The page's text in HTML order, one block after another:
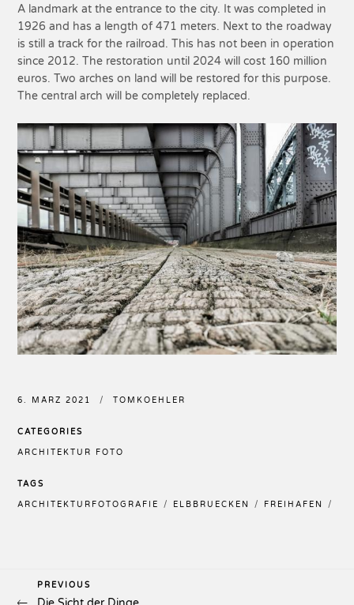
A landmark at the entrance to the city. It was completed in
1926 and has a length of 471 meters. Next to the roadway
is still a track for the railroad. This has not been in operation
since 2012. The restoration until 2024 will cost 160 million
euros. Two arches on land will be restored for this purpose.
The central arch will be completely replaced.
6. MÄRZ 2021 TOMKOEHLER
CATEGORIES
ARCHITEKTUR FOTO
TAGS
ARCHITEKTURFOTOGRAFIE ELBBRUECKEN FREIHAFEN
Beitragsnavigation
Previous
PREVIOUS